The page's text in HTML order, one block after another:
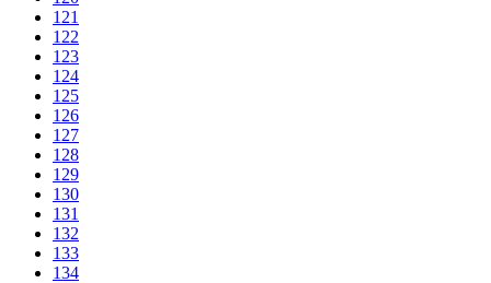
121
122
123
124
125
126
127
128
129
130
131
132
133
134